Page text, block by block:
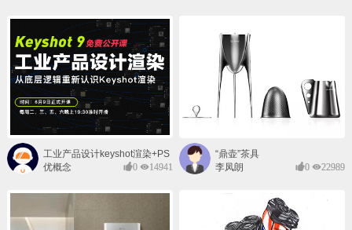
工业产品设计keyshot渲染+PS
后期班
优概念 0 14941
“鼎壶”茶具
李凤朗
0 22989